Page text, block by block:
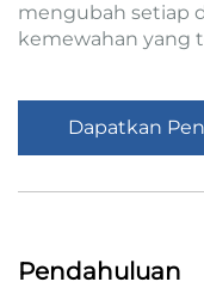
mengubah setiap
kemewahan yang
Dapatkan
Pendahuluan